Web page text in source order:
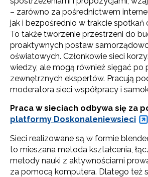
– zarówno za pośrednictwem
jak i bezpośrednio w trakcie spotkań
To także tworzenie przestrzeni do
proaktywnych postaw
oświatowych. Członkowie sieci
wiedzy, ale mogą również sięgać po
zewnętrznych ekspertów. Pracują
moderatora sieci współpracy i
Praca w sieciach odbywa się za
platformy Doskonaleniewsieci
Sieci realizowane są w formie
to mieszana metoda kształcenia,
metody nauki z aktywnościami
za pomocą komputera. Dlatego też
Newsletter ORE
Zapisz się i bądź na bieżąco z
informacjami
o szkoleniach i programach.
Adres e-mail:
Wyrażam zgodę na przetwarzanie
osobowych przez ORE w celach